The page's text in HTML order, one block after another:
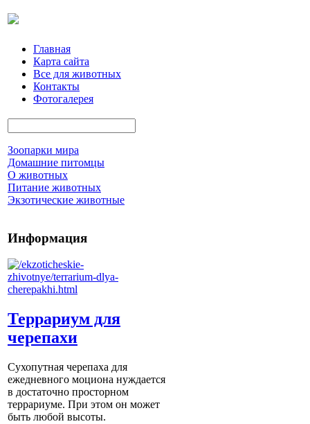
Главная
Карта сайта
Все для животных
Контакты
Фотогалерея
Зоопарки мира
Домашние питомцы
О животных
Питание животных
Экзотические животные
Информация
Террариум для
черепахи
Сухопутная черепаха для
ежедневного моциона нуждается
в достаточно просторном
террариуме. При этом он может
быть любой высоты.